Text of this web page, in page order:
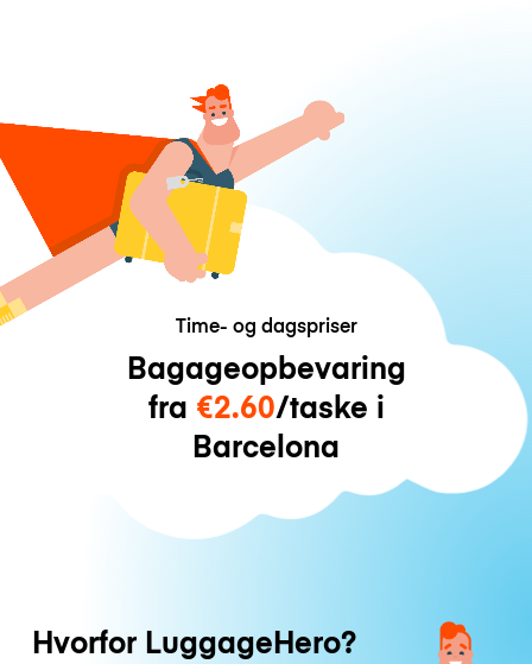
Time- og dagspriser
Bagageopbevaring
fra €2.60/taske i
Barcelona
Hvorfor LuggageHero?